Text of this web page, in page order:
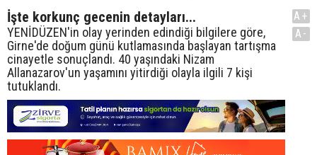
İşte korkunç gecenin detayları...
YENİDÜZEN'in olay yerinden edindiği bilgilere göre,
Girne'de doğum günü kutlamasında başlayan tartışma
cinayetle sonuçlandı. 40 yaşındaki Nizam
Allanazarov'un yaşamını yitirdiği olayla ilgili 7 kişi
tutuklandı.
A+
A-